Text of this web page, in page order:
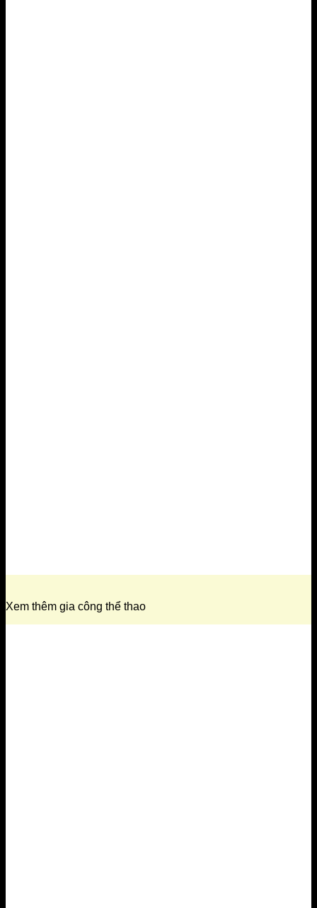
Xem thêm gia công thể thao